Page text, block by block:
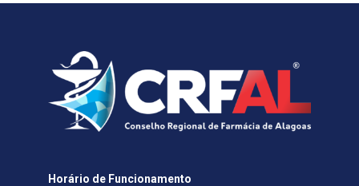
Horário de Funcionamento